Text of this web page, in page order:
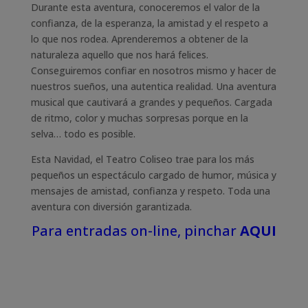
Durante esta aventura, conoceremos el valor de la
confianza, de la esperanza, la amistad y el respeto a
lo que nos rodea. Aprenderemos a obtener de la
naturaleza aquello que nos hará felices.
Conseguiremos confiar en nosotros mismo y hacer de
nuestros sueños, una autentica realidad. Una aventura
musical que cautivará a grandes y pequeños. Cargada
de ritmo, color y muchas sorpresas porque en la
selva… todo es posible.
Esta Navidad, el Teatro Coliseo trae para los más
pequeños un espectáculo cargado de humor, música y
mensajes de amistad, confianza y respeto. Toda una
aventura con diversión garantizada.
Para entradas on-line, pincharAQUI